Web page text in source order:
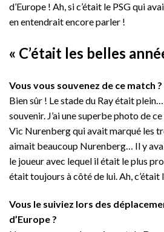
d’Europe ! Ah, si c’était le PSG qui
en entendrait encore parler !
« C’était les belles
Vous vous souvenez de ce match ?
Bien sûr ! Le stade du Ray était
souvenir. J’ai une superbe photo de
Vic Nurenberg qui avait marqué les
aimait beaucoup Nurenberg… Il y
le joueur avec lequel il était le plus
était toujours à côté de lui. Ah, c’était
Vous le suiviez lors des
d’Europe ?